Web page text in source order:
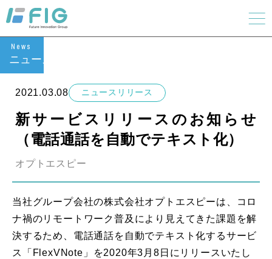
News
ニュース
2021.03.08 ニュースリリース
新サービスリリースのお知らせ
（電話通話を自動でテキスト化）
オプトエスピー
当社グループ会社の株式会社オプトエスピーは、コロ
ナ禍のリモートワーク普及により見えてきた課題を解
決するため、電話通話を自動でテキスト化するサービ
ス「FlexVNote」を2020年3月8日にリリースいたし